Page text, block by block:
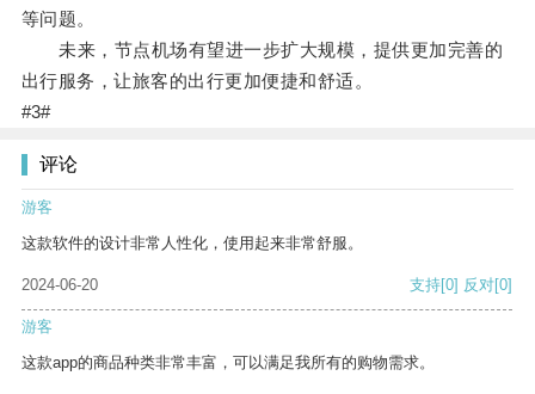
等问题。
未来，节点机场有望进一步扩大规模，提供更加完善的
出行服务，让旅客的出行更加便捷和舒适。
#3#
评论
游客
这款软件的设计非常人性化，使用起来非常舒服。
2024-06-20 支持[0] 反对[0]
游客
这款app的商品种类非常丰富，可以满足我所有的购物需求。